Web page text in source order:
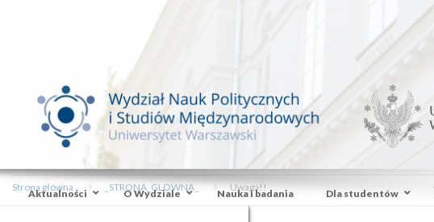
Aktualności O Wydziale Nauka i badania Dla studentów
Strona główna _STRONA_GLOWNA_ Uwaga!!